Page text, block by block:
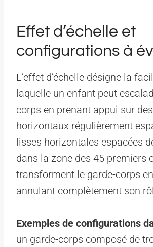
Effet d’échelle et
configurations à
L’effet d’échelle désigne la
laquelle un enfant peut
corps en prenant appui sur
horizontaux régulièrement
lisses horizontales espacées
dans la zone des 45 premiers
transforment le garde-corps
annulant complètement son
Exemples de configurations
un garde-corps composé de